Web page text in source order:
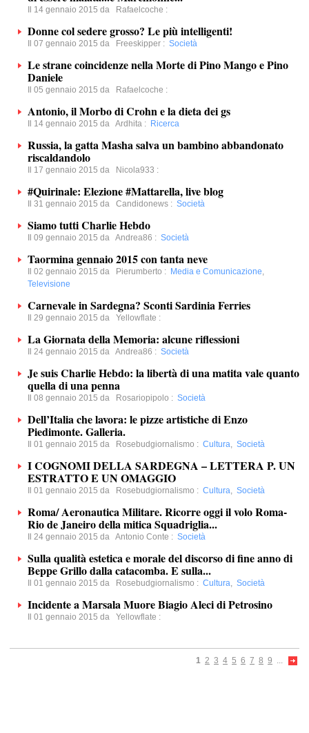
Il 14 gennaio 2015 da Rafaelcoche :
Donne col sedere grosso? Le più intelligenti!
Il 07 gennaio 2015 da Freeskipper : Società
Le strane coincidenze nella Morte di Pino Mango e Pino
Daniele
Il 05 gennaio 2015 da Rafaelcoche :
Antonio, il Morbo di Crohn e la dieta dei gs
Il 14 gennaio 2015 da Ardhita : Ricerca
Russia, la gatta Masha salva un bambino abbandonato
riscaldandolo
Il 17 gennaio 2015 da Nicola933 :
#Quirinale: Elezione #Mattarella, live blog
Il 31 gennaio 2015 da Candidonews : Società
Siamo tutti Charlie Hebdo
Il 09 gennaio 2015 da Andrea86 : Società
Taormina gennaio 2015 con tanta neve
Il 02 gennaio 2015 da Pierumberto : Media e Comunicazione,
Televisione
Carnevale in Sardegna? Sconti Sardinia Ferries
Il 29 gennaio 2015 da Yellowflate :
La Giornata della Memoria: alcune riflessioni
Il 24 gennaio 2015 da Andrea86 : Società
Je suis Charlie Hebdo: la libertà di una matita vale quanto
quella di una penna
Il 08 gennaio 2015 da Rosariopipolo : Società
Dell’Italia che lavora: le pizze artistiche di Enzo
Piedimonte. Galleria.
Il 01 gennaio 2015 da Rosebudgiornalismo : Cultura, Società
I COGNOMI DELLA SARDEGNA – LETTERA P. UN
ESTRATTO E UN OMAGGIO
Il 01 gennaio 2015 da Rosebudgiornalismo : Cultura, Società
Roma/ Aeronautica Militare. Ricorre oggi il volo Roma-
Rio de Janeiro della mitica Squadriglia...
Il 24 gennaio 2015 da Antonio Conte : Società
Sulla qualità estetica e morale del discorso di fine anno di
Beppe Grillo dalla catacomba. E sulla...
Il 01 gennaio 2015 da Rosebudgiornalismo : Cultura, Società
Incidente a Marsala Muore Biagio Aleci di Petrosino
Il 01 gennaio 2015 da Yellowflate :
1 2 3 4 5 6 7 8 9 ...